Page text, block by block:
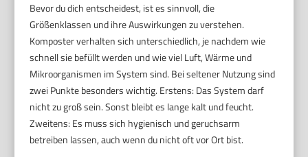
Bevor du dich entscheidest, ist es sinnvoll, die
Größenklassen und ihre Auswirkungen zu verstehen.
Komposter verhalten sich unterschiedlich, je nachdem wie
schnell sie befüllt werden und wie viel Luft, Wärme und
Mikroorganismen im System sind. Bei seltener Nutzung sind
zwei Punkte besonders wichtig. Erstens: Das System darf
nicht zu groß sein. Sonst bleibt es lange kalt und feucht.
Zweitens: Es muss sich hygienisch und geruchsarm
betreiben lassen, auch wenn du nicht oft vor Ort bist.